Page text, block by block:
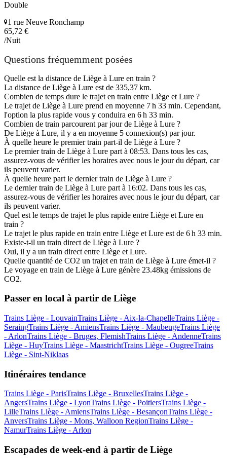
Double
1 rue Neuve Ronchamp
65,72 €
/Nuit
Questions fréquemment posées
Quelle est la distance de Liège à Lure en train ?
La distance de Liège à Lure est de 335,37 km.
Combien de temps dure le trajet en train entre Liège et Lure ?
Le trajet de Liège à Lure prend en moyenne 7 h 33 min. Cependant,
l'option la plus rapide vous y conduira en 6 h 33 min.
Combien de train parcourent par jour de Liège à Lure ?
De Liège à Lure, il y a en moyenne 5 connexion(s) par jour.
À quelle heure le premier train part-il de Liège à Lure ?
Le premier train de Liège à Lure part à 08:53. Dans tous les cas,
assurez-vous de vérifier les horaires avec nous le jour du départ, car
ils peuvent varier.
À quelle heure part le dernier train de Liège à Lure ?
Le dernier train de Liège à Lure part à 16:02. Dans tous les cas,
assurez-vous de vérifier les horaires avec nous le jour du départ, car
ils peuvent varier.
Quel est le temps de trajet le plus rapide entre Liège et Lure en
train ?
Le trajet le plus rapide en train entre Liège et Lure est de 6 h 33 min.
Existe-t-il un train direct de Liège à Lure ?
Oui, il y a un train direct entre Liège et Lure.
Quelle quantité de CO2 un trajet en train de Liège à Lure émet-il ?
Le voyage en train de Liège à Lure génère 23.48kg émissions de
CO2.
Passer en local à partir de Liège
Trains Liège - LouvainTrains Liège - Aix-la-ChapelleTrains Liège -
SeraingTrains Liège - AmiensTrains Liège - MaubeugeTrains Liège
- ArlonTrains Liège - Bruges, FlemishTrains Liège - AndenneTrains
Liège - HuyTrains Liège - MaastrichtTrains Liège - OugreeTrains
Liège - Sint-Niklaas
Itinéraires tendance
Trains Liège - ParisTrains Liège - BruxellesTrains Liège -
AngersTrains Liège - LyonTrains Liège - PoitiersTrains Liège -
LilleTrains Liège - AmiensTrains Liège - BesançonTrains Liège -
AnversTrains Liège - Mons, Walloon RegionTrains Liège -
NamurTrains Liège - Arlon
Escapades de week-end à partir de Liège